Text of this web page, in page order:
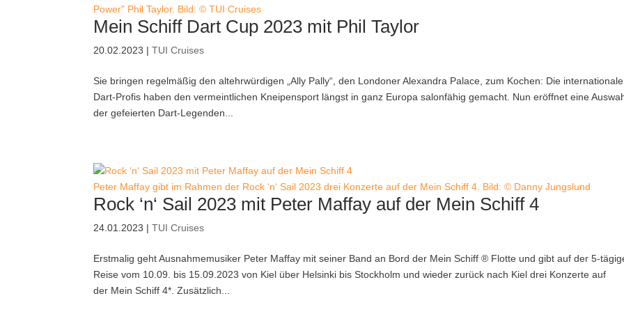
Power" Phil Taylor. Bild: © TUI Cruises
Mein Schiff Dart Cup 2023 mit Phil Taylor
20.02.2023 |TUI Cruises
Sie bringen regelmäßig den altehrwürdigen „Ally Pally“, den Londoner Alexandra Palace, zum Kochen: Die
Dart-Profis haben den vermeintlichen Kneipensport längst in ganz Europa salonfähig gemacht. Nun eröffnet eine
der gefeierten Dart-Legenden...
Peter Maffay gibt im Rahmen der Rock ‘n‘ Sail 2023 drei Konzerte auf der Mein Schiff 4. Bild: © Danny Jungslund
Rock ‘n‘ Sail 2023 mit Peter Maffay auf der Mein Schiff 4
24.01.2023 |TUI Cruises
Erstmalig geht Ausnahmemusiker Peter Maffay mit seiner Band an Bord der Mein Schiff ® Flotte und gibt auf der 5-
Reise vom 10.09. bis 15.09.2023 von Kiel über Helsinki bis Stockholm und wieder zurück nach Kiel drei Konzerte auf
der Mein Schiff 4*. Zusätzlich...